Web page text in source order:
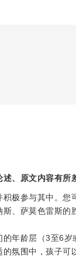
、原文内容有所
极参与其中。
、萨莫色雷斯的
年龄层（3至6
氛围中，孩子